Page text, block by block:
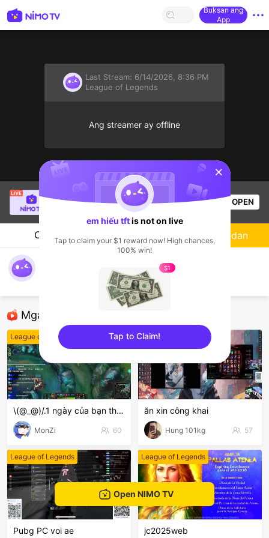
Buksan ang
App
Last Stream: 6/14/2026, 8:36 PM
League of Legends
Ang streamer ay offline
is live!
League of Legends
6.5k Views OPEN
Chat Streamer
Mga Nirerekominda Na Mga Streamer
League of Legends
\(@_@)/.1 ngày của bạn thế nào
MonZi 60
League of Legends
ăn xin công khai
Hung 101kg 57
League of Legends
Pubg PC voi ae
League of Legends
jc2025web
Sundan
Open NIMO TV
sentinelStart
em hiếu tftis not on live
Tap to claim your $1 reward now! High chances,
100% win!
$1
Tap to Claim!
sentinelEnd